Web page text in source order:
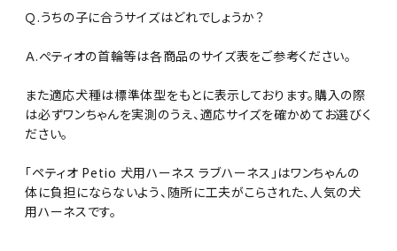
Ｑ.うちの子に合うサイズはどれでしょうか？
Ａ.ぺティオの首輪等は各商品のサイズ表をご参考ください。
また適応犬種は標準体型をもとに表示しております。購入の際
は必ずワンちゃんを実測のうえ、適応サイズを確かめてお選びく
ださい。
「ペティオ Petio 犬用ハーネス ラブハーネス」はワンちゃんの
体に負担にならないよう、随所に工夫がこらされた、人気の犬
用ハーネスです。